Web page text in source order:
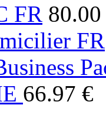
FR 80.00
FR
66.97 €